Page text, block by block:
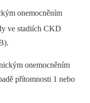
onemocněním
ve stadiích CKD
onemocněním
přítomnosti 1 nebo